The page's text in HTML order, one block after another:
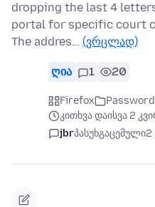
dropping the last 4
portal for specific court
The addres… (ვრცლად)
ღია 1 20
Firefox
კითხვა დაისვა 2
jbrპასუხგაცემული2